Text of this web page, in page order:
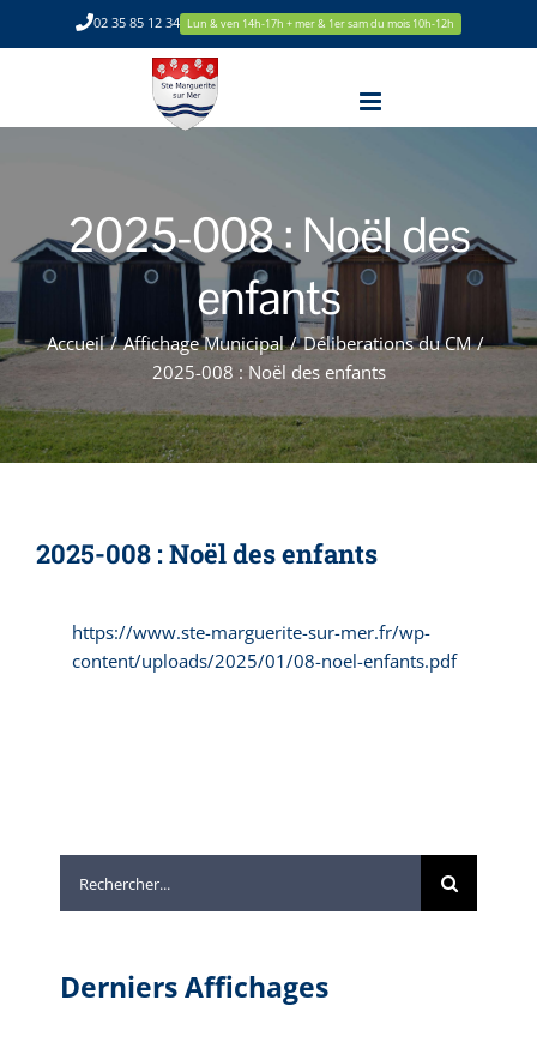
au
02 35 85 12 34 Lun & ven 14h-17h + mer & 1er sam du mois 10h-12h
2025-008 : Noël des
enfants
Accueil / Affichage Municipal / Déliberations du CM /
2025-008 : Noël des enfants
2025-008 : Noël des enfants
https://www.ste-marguerite-sur-mer.fr/wp-
content/uploads/2025/01/08-noel-enfants.pdf
Derniers Affichages